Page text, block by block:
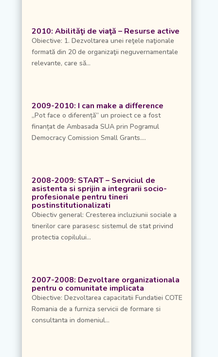
2010: Abilităţi de viaţă – Resurse active
Obiective: 1. Dezvoltarea unei reţele naţionale
formată din 20 de organizaţii neguvernamentale
relevante, care să...
2009-2010: I can make a difference
„Pot face o diferență” un proiect ce a fost
finanțat de Ambasada SUA prin Pogramul
Democracy Comission Small Grants....
2008-2009: START – Serviciul de
asistenta si sprijin a integrarii socio-
profesionale pentru tineri
postinstitutionalizati
Obiectiv general: Cresterea incluziunii sociale a
tinerilor care parasesc sistemul de stat privind
protectia copilului...
2007-2008: Dezvoltare organizationala
pentru o comunitate implicata
Obiective: Dezvoltarea capacitatii Fundatiei COTE
Romania de a furniza servicii de formare si
consultanta in domeniul...